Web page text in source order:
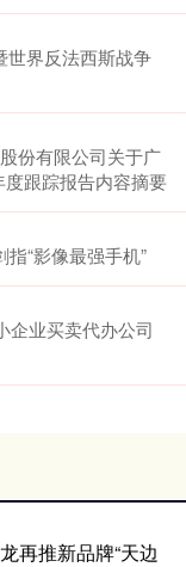
世界反法西斯战争
份有限公司关于广
跟踪报告内容摘要
“影像最强手机”
企业买卖代办公司
再推新品牌“天边